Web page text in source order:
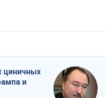
циничных
и